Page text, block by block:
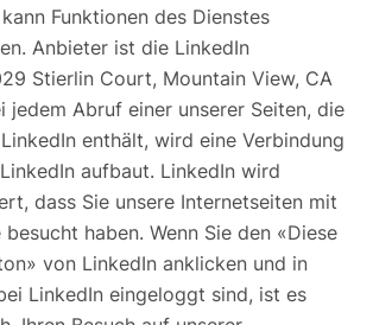
Funktionen des Dienstes
Anbieter ist die LinkedIn
Stierlin Court, Mountain View, CA
jedem Abruf einer unserer Seiten, die
enthält, wird eine Verbindung
aufbaut. LinkedIn wird
dass Sie unsere Internetseiten mit
besucht haben. Wenn Sie den «Diese
von LinkedIn anklicken und in
LinkedIn eingeloggt sind, ist es